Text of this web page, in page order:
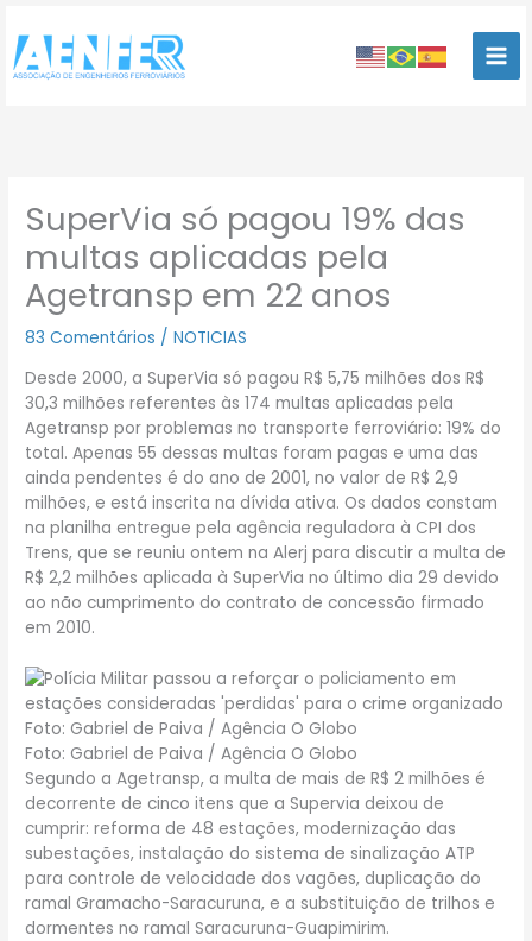
para
conteúdo
SuperVia só pagou 19% das
multas aplicadas pela
Agetransp em 22 anos
83 Comentários /NOTICIAS
Desde 2000, a SuperVia só pagou R$ 5,75 milhões dos R$
30,3 milhões referentes às 174 multas aplicadas pela
Agetransp por problemas no transporte ferroviário: 19% do
total. Apenas 55 dessas multas foram pagas e uma das
ainda pendentes é do ano de 2001, no valor de R$ 2,9
milhões, e está inscrita na dívida ativa. Os dados constam
na planilha entregue pela agência reguladora à CPI dos
Trens, que se reuniu ontem na Alerj para discutir a multa de
R$ 2,2 milhões aplicada à SuperVia no último dia 29 devido
ao não cumprimento do contrato de concessão firmado
em 2010.
Foto: Gabriel de Paiva / Agência O Globo
Segundo a Agetransp, a multa de mais de R$ 2 milhões é
decorrente de cinco itens que a Supervia deixou de
cumprir: reforma de 48 estações, modernização das
subestações, instalação do sistema de sinalização ATP
para controle de velocidade dos vagões, duplicação do
ramal Gramacho-Saracuruna, e a substituição de trilhos e
dormentes no ramal Saracuruna-Guapimirim.